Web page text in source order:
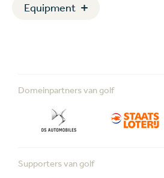
Equipment
Domeinpartners van golf
Supporters van golf